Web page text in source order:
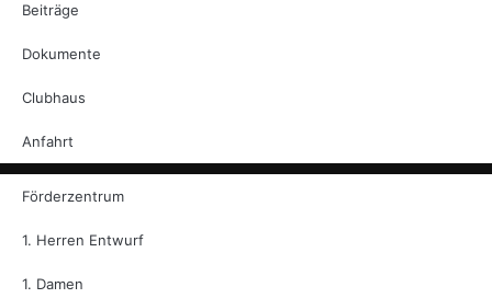
Beiträge
Dokumente
Clubhaus
Anfahrt
Förderzentrum
1. Herren Entwurf
1. Damen